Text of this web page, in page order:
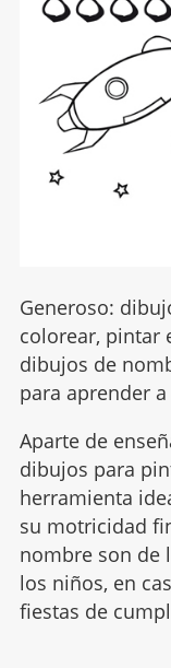
Generoso:
colorear, pintar
dibujos de
para aprender
Aparte de
dibujos para
herramienta
su motricidad
nombre son de
los niños, en
fiestas de